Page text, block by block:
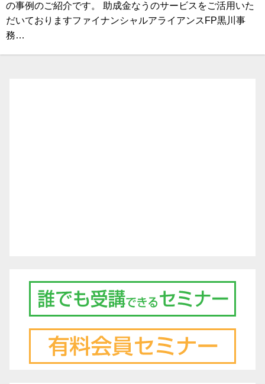
の事例のご紹介です。 助成金なうのサービスをご活用いた
だいておりますファイナンシャルアライアンスFP黒川事
務…